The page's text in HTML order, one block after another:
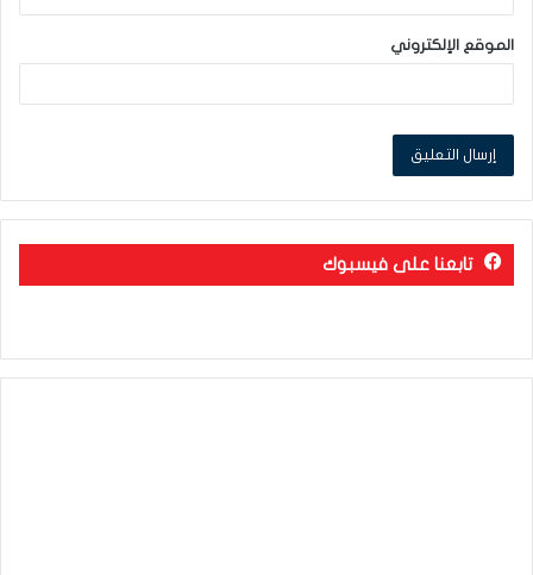
الموقع الإلكتروني
تابعنا على فيسبوك